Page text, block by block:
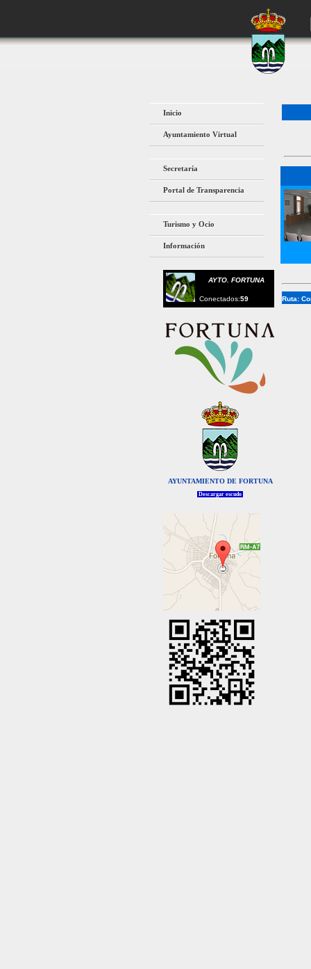
Inicio
Ayuntamiento Virtual
Secretaría
Portal de Transparencia
Turismo y Ocio
Información
AYTO. FORTUNA
Conectados:59
AYUNTAMIENTO DE FORTUNA
Descargar escudo
Ruta: